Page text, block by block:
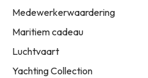
Medewerkerwaardering
Maritiem cadeau
Luchtvaart
Yachting Collection